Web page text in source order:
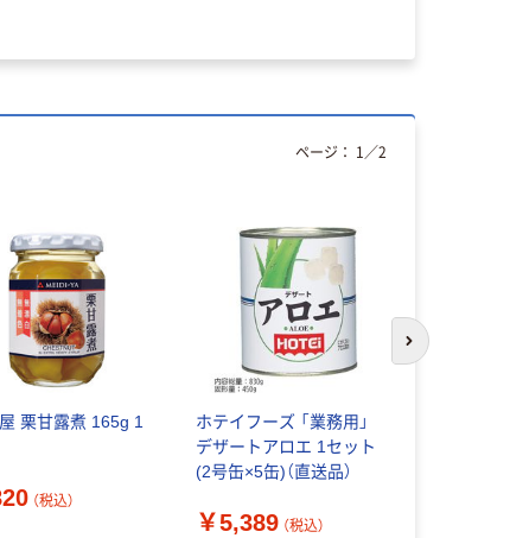
栗甘露煮 165g 1
（税込）
ホテイフーズ 「業務用」
デザートアロエ 1セット
(2号缶×5缶)（直送品）
￥5,389 （税込）
ページ： 1 ／2
次のスライド